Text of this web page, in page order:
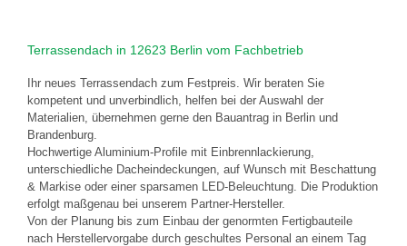
Terrassendach in 12623 Berlin vom Fachbetrieb
Ihr neues Terrassendach zum Festpreis. Wir beraten Sie
kompetent und unverbindlich, helfen bei der Auswahl der
Materialien, übernehmen gerne den Bauantrag in Berlin und
Brandenburg.
Hochwertige Aluminium-Profile mit Einbrennlackierung,
unterschiedliche Dacheindeckungen, auf Wunsch mit Beschattung
& Markise oder einer sparsamen LED-Beleuchtung. Die Produktion
erfolgt maßgenau bei unserem Partner-Hersteller.
Von der Planung bis zum Einbau der genormten Fertigbauteile
nach Herstellervorgabe durch geschultes Personal an einem Tag